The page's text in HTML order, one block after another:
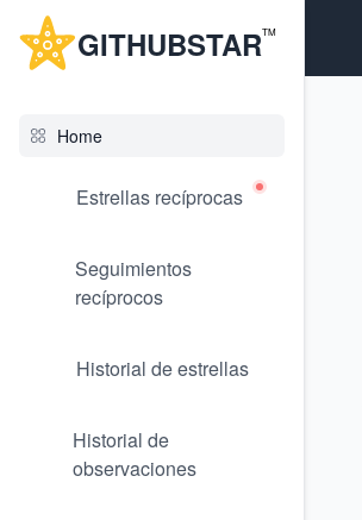
GITHUBSTARTM
Home
Estrellas recíprocas
Seguimientos
recíprocos
Historial de estrellas
Historial de
observaciones